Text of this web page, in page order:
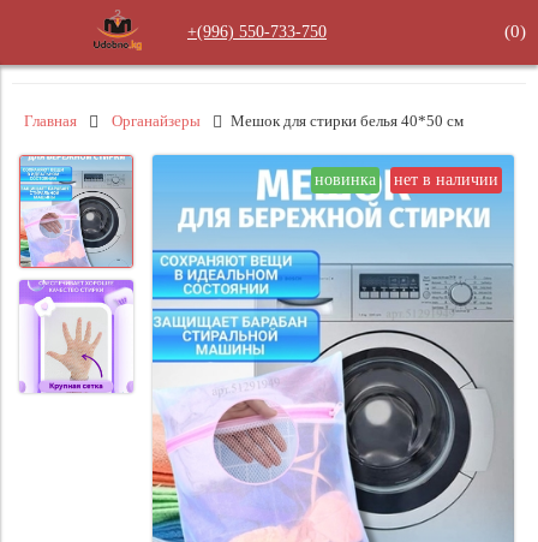
+(996) 550‑733‑750 (0)
Главная Органайзеры Мешок для стирки белья 40*50 см
новинка нет в наличии